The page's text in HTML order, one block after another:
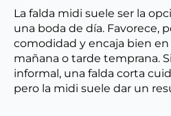
La falda midi suele ser la
una boda de día. Favorece,
comodidad y encaja bien
mañana o tarde temprana.
informal, una falda corta
pero la midi suele dar un